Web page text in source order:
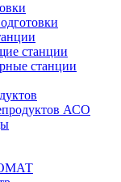
станции
станции
АСО